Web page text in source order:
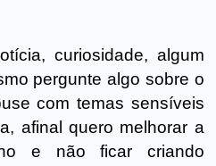
curiosidade, algum
pergunte algo sobre o
com temas sensíveis
afinal quero melhorar a
e não ficar criando